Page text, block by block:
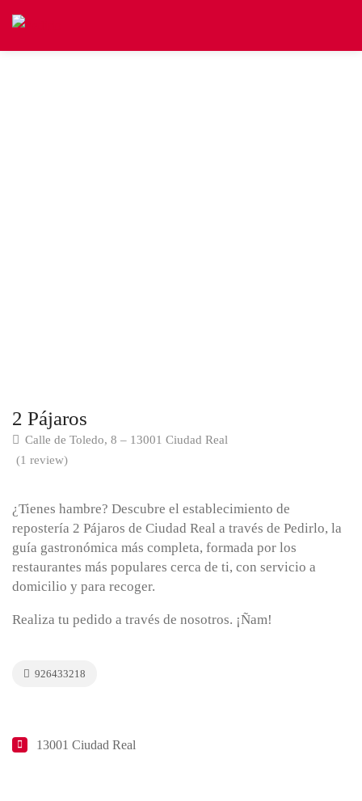
2 Pájaros
Calle de Toledo, 8 – 13001 Ciudad Real
(1 review)
¿Tienes hambre? Descubre el establecimiento de
repostería 2 Pájaros de Ciudad Real a través de Pedirlo, la
guía gastronómica más completa, formada por los
restaurantes más populares cerca de ti, con servicio a
domicilio y para recoger.
Realiza tu pedido a través de nosotros. ¡Ñam!
926433218
13001 Ciudad Real